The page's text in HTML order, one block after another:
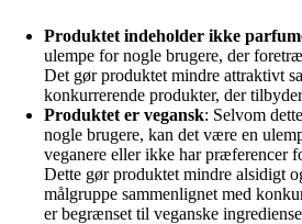
Produktet indeholder ikke
ulempe for nogle brugere, der
Det gør produktet mindre attraktivt
konkurrerende produkter, der
Produktet er vegansk: Selvom
nogle brugere, kan det være en
veganere eller ikke har præferencer
Dette gør produktet mindre alsidigt
målgruppe sammenlignet med
er begrænset til veganske